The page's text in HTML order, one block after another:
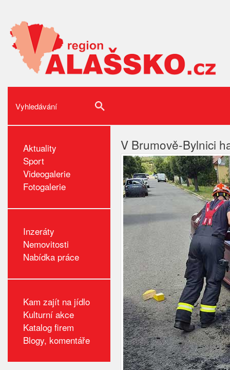
Aktuality
Sport
Videogalerie
Fotogalerie
Inzeráty
Nemovitosti
Nabídka práce
Kam zajít na jídlo
Kulturní akce
Katalog firem
Blogy, komentáře
V Brumově-Bylnici